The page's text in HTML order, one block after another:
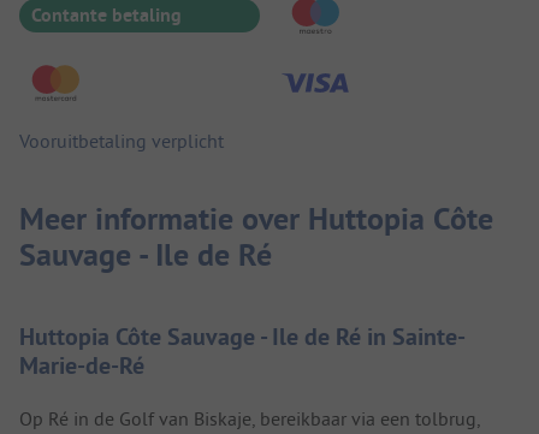
Contante betaling
Vooruitbetaling verplicht
Meer informatie over Huttopia Côte
Sauvage - Ile de Ré
Huttopia Côte Sauvage - Ile de Ré in Sainte-
Marie-de-Ré
Op Ré in de Golf van Biskaje, bereikbaar via een tolbrug,